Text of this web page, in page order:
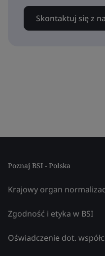
Skontaktuj się z
Poznaj BSI - Polska
Krajowy organ
Zgodność i etyka w BSI
Oświadczenie dot.